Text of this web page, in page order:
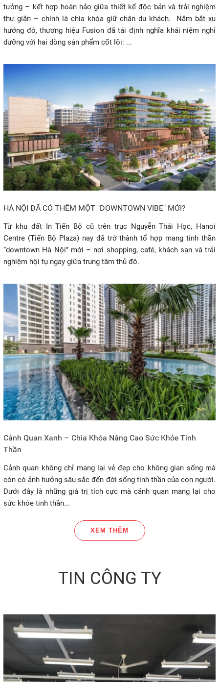
tưởng – kết hợp hoàn hảo giữa thiết kế độc bản và trải nghiệm
thư giãn – chính là chìa khóa giữ chân du khách. Nắm bắt xu
hướng đó, thương hiệu Fusion đã tái định nghĩa khái niệm nghỉ
dưỡng với hai dòng sản phẩm cốt lõi: ...
HÀ NỘI ĐÃ CÓ THÊM MỘT "DOWNTOWN VIBE" MỚI?
Từ khu đất In Tiến Bộ cũ trên trục Nguyễn Thái Học, Hanoi
Centre (Tiến Bộ Plaza) nay đã trở thành tổ hợp mang tinh thần
“downtown Hà Nội” mới – nơi shopping, café, khách sạn và trải
nghiệm hội tụ ngay giữa trung tâm thủ đô.
Cảnh Quan Xanh – Chìa Khóa Nâng Cao Sức Khỏe Tinh
Thần
Cảnh quan không chỉ mang lại vẻ đẹp cho không gian sống mà
còn có ảnh hưởng sâu sắc đến đời sống tinh thần của con người.
Dưới đây là những giá trị tích cực mà cảnh quan mang lại cho
sức khỏe tinh thần...
XEM THÊM
TIN CÔNG TY